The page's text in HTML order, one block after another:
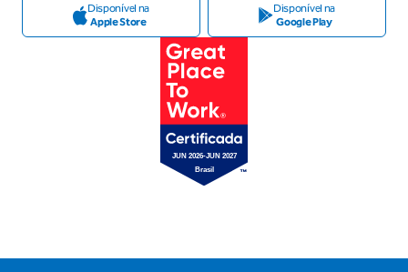
Disponível na
Apple Store
Disponível na
Google Play